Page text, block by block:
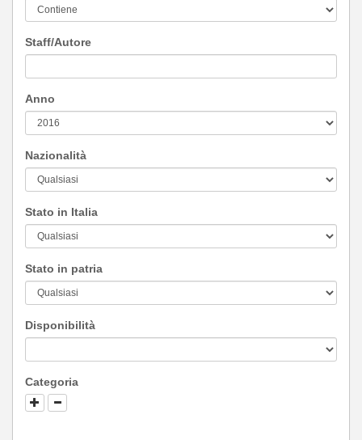
Staff/Autore
Anno
Nazionalità
Stato in Italia
Stato in patria
Disponibilità
Categoria